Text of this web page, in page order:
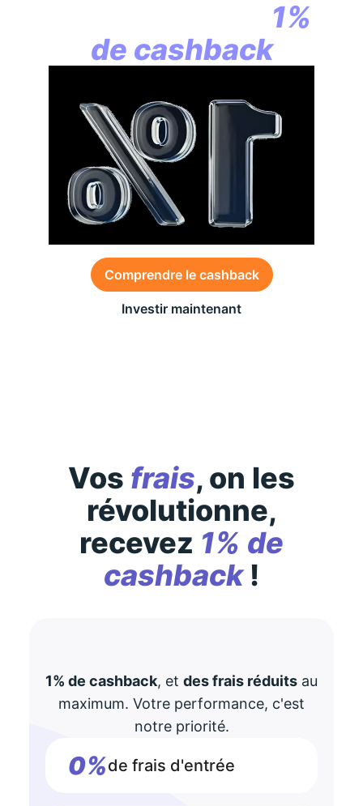
1%
de cashback
Comprendre le cashback
Investir maintenant
Vos frais, on les
révolutionne,
recevez 1% de
cashback!
1% de cashback, et des frais réduits au
maximum. Votre performance, c'est
notre priorité.
0%de frais d'entrée